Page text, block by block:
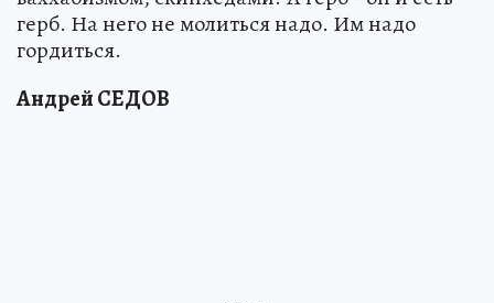
герб. На него не молиться надо. Им надо
гордиться.
Андрей СЕДОВ